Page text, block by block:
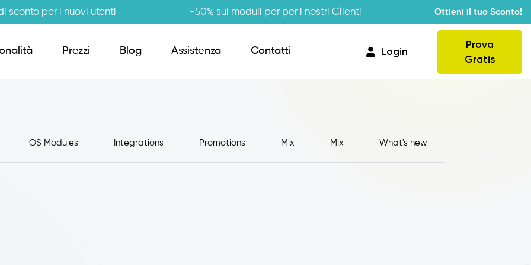
sconto per i nuovi utenti -50% sui moduli per per i nostri Clienti Ottieni il tuo Sconto!
CRM Giro Visite
Provvigioni
Prezzi Blog Assistenza Contatti Login
Prova
Gratis
OS Modules Integrations Promotions Mix Mix What's new